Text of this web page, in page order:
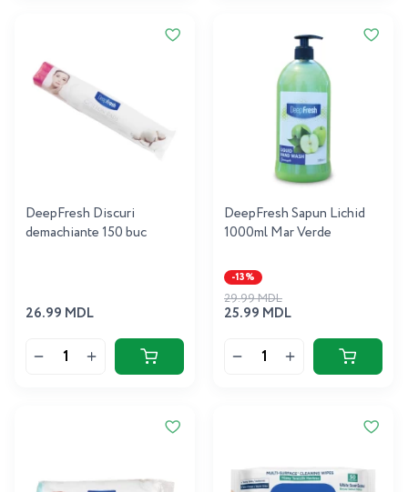
DeepFresh Discuri
demachiante 150 buc
26.99 MDL
DeepFresh Sapun Lichid
1000ml Mar Verde
-13%
25.99 MDL
29.99 MDL